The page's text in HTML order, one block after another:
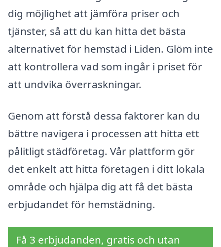
dig möjlighet att jämföra priser och
tjänster, så att du kan hitta det bästa
alternativet för hemstäd i Liden. Glöm inte
att kontrollera vad som ingår i priset för
att undvika överraskningar.
Genom att förstå dessa faktorer kan du
bättre navigera i processen att hitta ett
pålitligt städföretag. Vår plattform gör
det enkelt att hitta företagen i ditt lokala
område och hjälpa dig att få det bästa
erbjudandet för hemstädning.
Få 3 erbjudanden, gratis och utan